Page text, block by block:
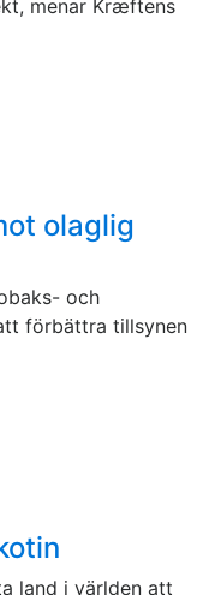
menar Kræftens
olaglig
och
förbättra tillsynen
land i världen att